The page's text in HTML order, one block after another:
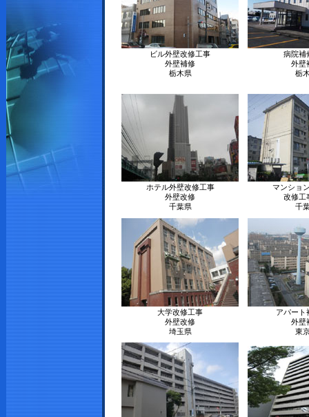
ビル外壁改修工事
外壁補修
栃木県
病院補
外壁
栃
ホテル外壁改修工事
外壁改修
千葉県
マンショ
改修工
千
大学改修工事
外壁改修
埼玉県
アパート
外壁
東